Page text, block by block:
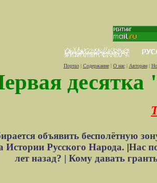
Портал| Содержание| О нас| Авторам|
десятка
объявить бесполётную
Истории Русского Народа. |Нас
лет назад? | Кому давать